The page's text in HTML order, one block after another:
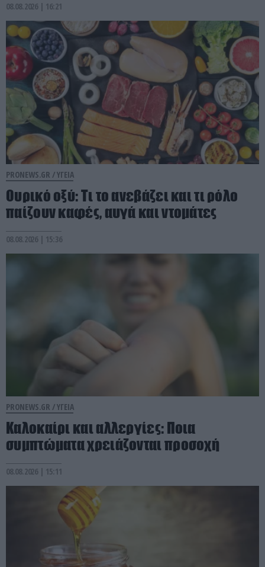
08.08.2026 | 16:21
PRONEWS.GR /ΥΓΕΙΑ
Ουρικό οξύ: Τι το ανεβάζει και τι ρόλο
παίζουν καφές, αυγά και ντομάτες
08.08.2026 | 15:36
PRONEWS.GR /ΥΓΕΙΑ
Καλοκαίρι και αλλεργίες: Ποια
συμπτώματα χρειάζονται προσοχή
08.08.2026 | 15:11